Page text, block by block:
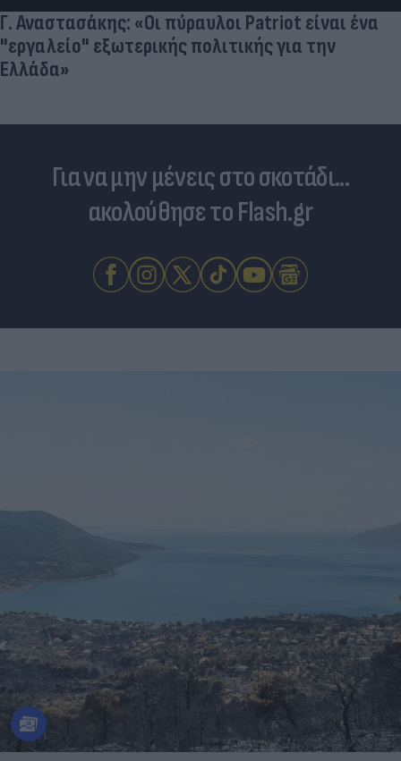
Γ. Αναστασάκης: «Οι πύραυλοι Patriot είναι ένα
"εργαλείο" εξωτερικής πολιτικής για την
Ελλάδα»
Για να μην μένεις στο σκοτάδι...
ακολούθησε το Flash.gr